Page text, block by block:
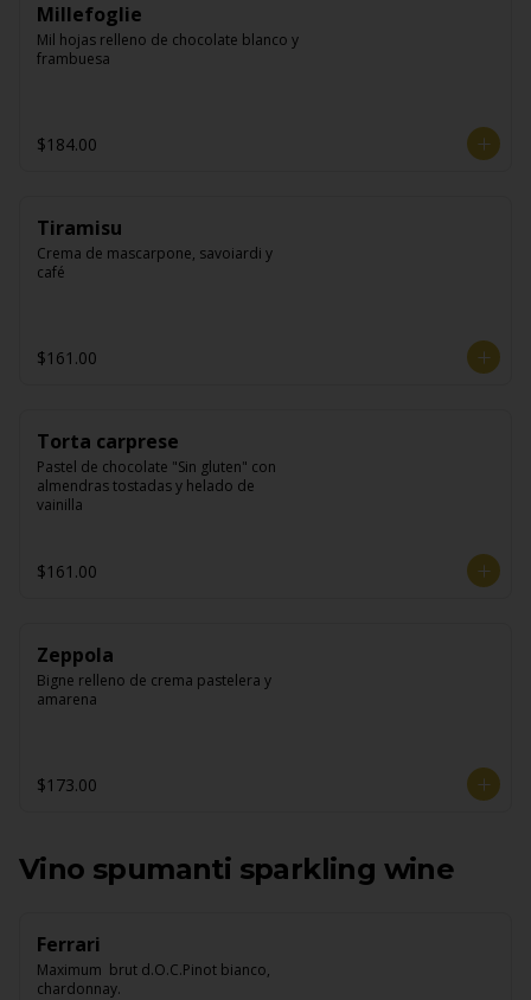
Millefoglie
Mil hojas relleno de chocolate blanco y
frambuesa
$184.00
Tiramisu
Crema de mascarpone, savoiardi y
café
$161.00
Torta carprese
Pastel de chocolate "Sin gluten" con
almendras tostadas y helado de
vainilla
$161.00
Zeppola
Bigne relleno de crema pastelera y
amarena
$173.00
Vino spumanti sparkling wine
Ferrari
Maximum  brut d.O.C.Pinot bianco,
chardonnay.